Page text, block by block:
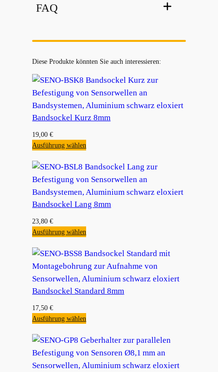
FAQ
Diese Produkte könnten Sie auch interessieren:
Bandsockel Kurz 8mm
19,00€
Ausführung wählen
Bandsockel Lang 8mm
23,80€
Ausführung wählen
Bandsockel Standard 8mm
17,50€
Ausführung wählen